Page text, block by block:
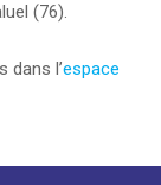
(76).
dans l’espace